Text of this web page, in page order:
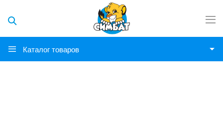
Каталог товаров